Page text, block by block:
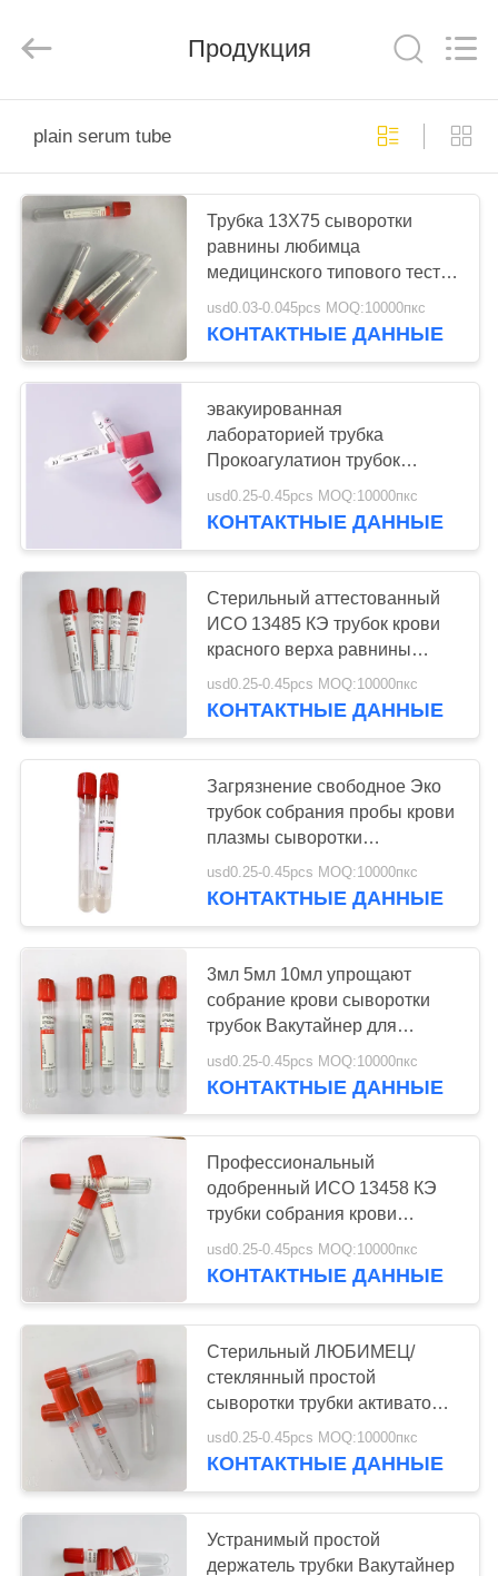
ПРОДУКТЫ
НАС
ПУТЕШЕСТВИЕ
ПРОВЕРКА
КАЧЕСТВА
СВЯЖИТЕСЬ
СПРОСИТЕ
ЦИТАТУ
КАРТА
САЙТА
PRIVACY
POLICY
Co.,
Reserved.
Продукция
plain serum tube
Трубка 13X75 сыворотки
равнины любимца
медицинского типового теста
лаборатории стеклянная
usd0.03-0.045pcs MOQ:10000пкс
КОНТАКТНЫЕ ДАННЫЕ
эвакуированная
лабораторией трубка
Прокоагулатион трубок
собрания крови 4мл ясно
usd0.25-0.45pcs MOQ:10000пкс
КОНТАКТНЫЕ ДАННЫЕ
Стерильный аттестованный
ИСО 13485 КЭ трубок крови
красного верха равнины
безопасности
usd0.25-0.45pcs MOQ:10000пкс
КОНТАКТНЫЕ ДАННЫЕ
Загрязнение свободное Эко
трубок собрания пробы крови
плазмы сыворотки
дружелюбное
usd0.25-0.45pcs MOQ:10000пкс
КОНТАКТНЫЕ ДАННЫЕ
3мл 5мл 10мл упрощают
собрание крови сыворотки
трубок Вакутайнер для
медицинского оборудования
usd0.25-0.45pcs MOQ:10000пкс
КОНТАКТНЫЕ ДАННЫЕ
Профессиональный
одобренный ИСО 13458 КЭ
трубки собрания крови
равнины вакуума
usd0.25-0.45pcs MOQ:10000пкс
КОНТАКТНЫЕ ДАННЫЕ
Стерильный ЛЮБИМЕЦ/
стеклянный простой
сыворотки трубки активатор
3мл 5мл 10мл не
usd0.25-0.45pcs MOQ:10000пкс
КОНТАКТНЫЕ ДАННЫЕ
Устранимый простой
держатель трубки Вакутайнер